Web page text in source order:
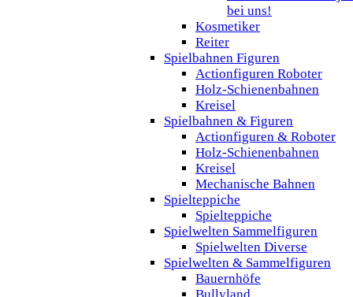
bei uns!
Kosmetiker
Reiter
Spielbahnen Figuren
Actionfiguren Roboter
Holz-Schienenbahnen
Kreisel
Spielbahnen & Figuren
Actionfiguren & Roboter
Holz-Schienenbahnen
Kreisel
Mechanische Bahnen
Spielteppiche
Spielteppiche
Spielwelten Sammelfiguren
Spielwelten Diverse
Spielwelten & Sammelfiguren
Bauernhöfe